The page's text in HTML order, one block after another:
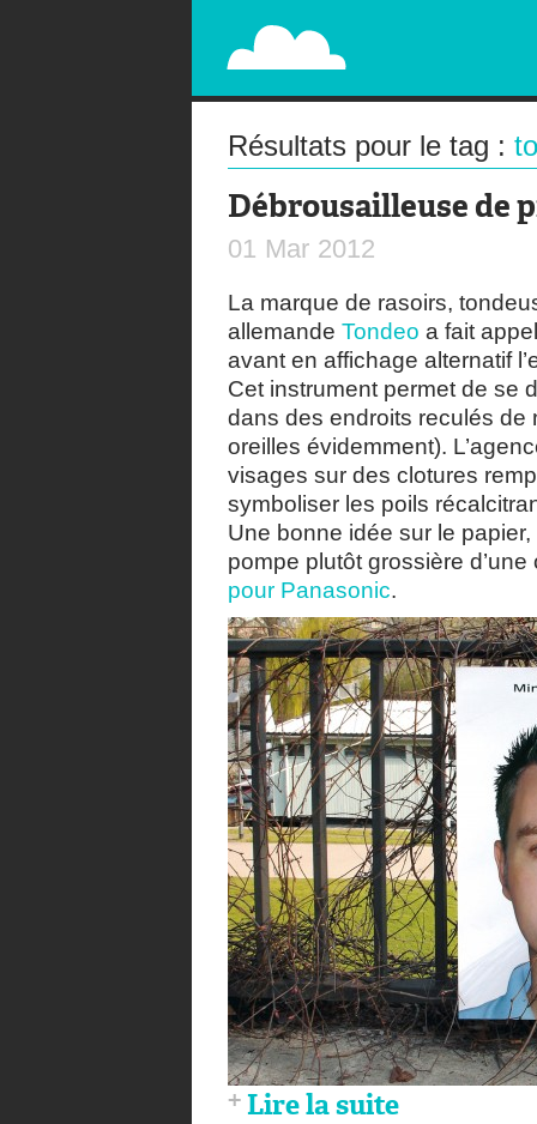
PAPERPLANE
STREET, AMBIENT, GUÉRILLA MARKETING
Résultats pour le tag :
Débrousailleuse de
01 Mar 2012
La marque de rasoirs,
allemande Tondeo a fait
avant en affichage alternatif
Cet instrument permet de se
dans des endroits reculés de
oreilles évidemment).
visages sur des clotures
symboliser les poils
Une bonne idée sur le
pompe plutôt grossière
pour Panasonic.
Lire la suite